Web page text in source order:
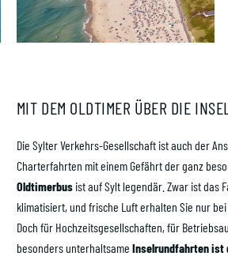
MIT DEM OLDTIMER ÜBER DIE INSEL
Die Sylter Verkehrs-Gesellschaft ist auch der
Charterfahrten mit einem Gefährt der ganz
Oldtimerbus ist auf Sylt legendär. Zwar ist das
klimatisiert, und frische Luft erhalten Sie nur
Doch für Hochzeitsgesellschaften, für
besonders unterhaltsame Inselrundfahrten ist